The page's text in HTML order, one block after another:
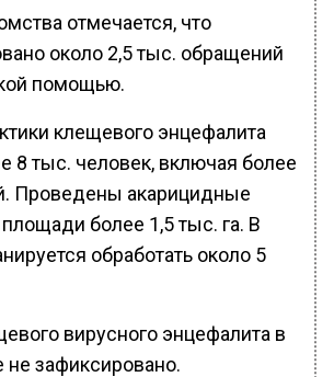
отмечается, что
около 2,5 тыс. обращений
помощью.
клещевого энцефалита
8 тыс. человек, включая более
Проведены акарицидные
более 1,5 тыс. га. В
обработать около 5
вирусного энцефалита в
зафиксировано.